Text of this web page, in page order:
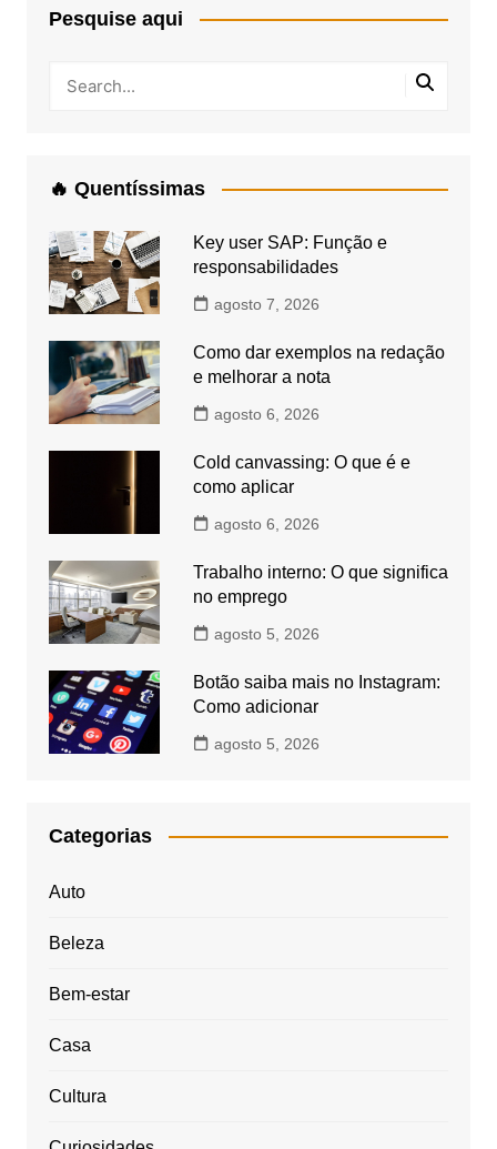
Pesquise aqui
🔥 Quentíssimas
Key user SAP: Função e
responsabilidades
agosto 7, 2026
Como dar exemplos na redação
e melhorar a nota
agosto 6, 2026
Cold canvassing: O que é e
como aplicar
agosto 6, 2026
Trabalho interno: O que significa
no emprego
agosto 5, 2026
Botão saiba mais no Instagram:
Como adicionar
agosto 5, 2026
Categorias
Auto
Beleza
Bem-estar
Casa
Cultura